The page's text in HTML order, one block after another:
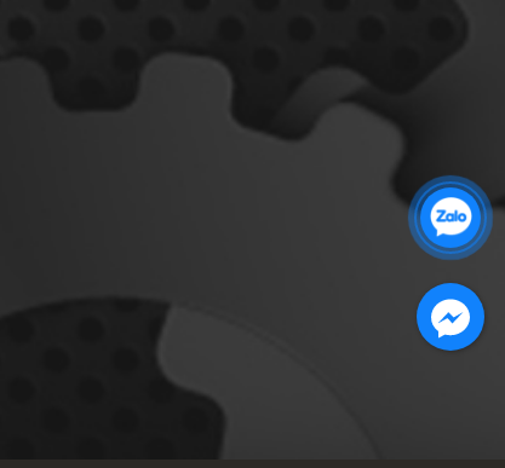
Zalo 2: 0972 14 9900